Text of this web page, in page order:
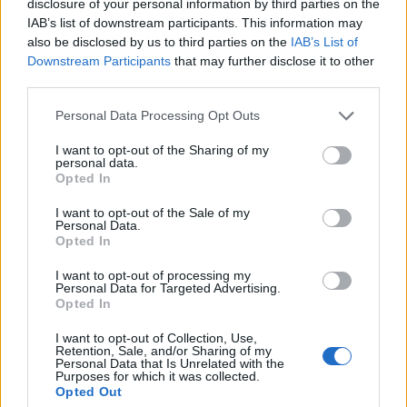
disclosure of your personal information by third parties on the
IAB’s list of downstream participants. This information may
also be disclosed by us to third parties on the IAB’s List of
Downstream Participants that may further disclose it to other
Personal Data Processing Opt Outs
I want to opt-out of the Sharing of my
personal data.
Opted In
I want to opt-out of the Sale of my
Personal Data.
Opted In
I want to opt-out of processing my
Personal Data for Targeted Advertising.
Opted In
I want to opt-out of Collection, Use,
Retention, Sale, and/or Sharing of my
Personal Data that Is Unrelated with the
Purposes for which it was collected.
Opted Out
2023-11-23
Regolamento per i fondi interprofessionali per la
formazione continua per la concessioni di aiuti di stato
FONDIMPRESA
12.600 euro
2023-06-08
Regolamento per i fondi interprofessionali per la
formazione continua per la concessioni di aiuti di stato
esentati ai s
FONDIMPRESA
4.800 euro
2023-05-31
Contributo a fondo perduto [e modifiche ai sensi
SA 101076)
agenzia delle entrate
31.149 euro